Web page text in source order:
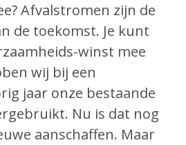
Afvalstromen zijn de
de toekomst. Je kunt
winst mee
wij bij een
jaar onze bestaande
Nu is dat nog
aanschaffen. Maar